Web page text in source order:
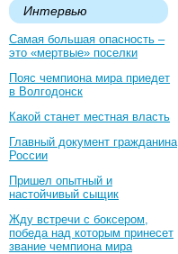
Интервью
Самая большая опасность –
это «мертвые» поселки
Пояс чемпиона мира приедет
в Волгодонск
Какой станет местная власть
Главный документ гражданина
России
Пришел опытный и
настойчивый сыщик
Жду встречи с боксером,
победа над которым принесет
звание чемпиона мира